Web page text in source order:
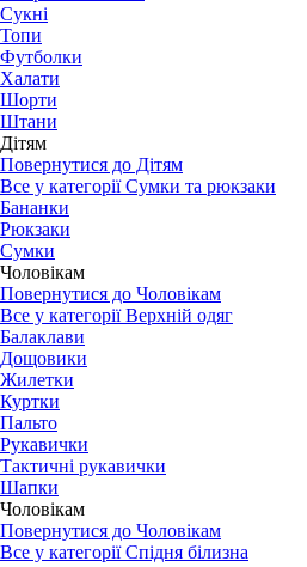
Сукні
Топи
Футболки
Халати
Шорти
Штани
Дітям
Повернутися до Дітям
Все у категорії Сумки та рюкзаки
Бананки
Рюкзаки
Сумки
Чоловікам
Повернутися до Чоловікам
Все у категорії Верхній одяг
Балаклави
Дощовики
Жилетки
Куртки
Пальто
Рукавички
Тактичні рукавички
Шапки
Чоловікам
Повернутися до Чоловікам
Все у категорії Спідня білизна